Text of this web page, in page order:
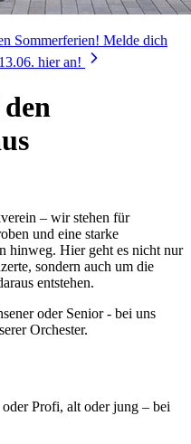
Sommerferien! Melde dich
hier an!
– wir stehen für
und eine starke
hinweg. Hier geht es nicht nur
sondern auch um die
entstehen.
oder Senior - bei uns
Orchester.
Profi, alt oder jung – bei